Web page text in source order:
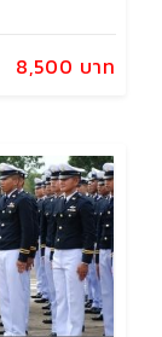
8,500 บาท